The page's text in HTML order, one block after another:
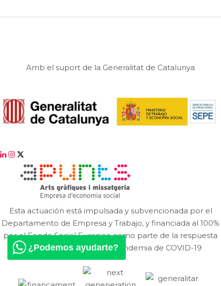
Amb el suport de la Generalitat de Catalunya
Esta actuación está impulsada y subvencionada por el
Departamento de Empresa y Trabajo, y financiada al 100%
por el Fondo Social Europeo como parte de la respuesta
de la Unión Europea a la pandemia de COVID-19
¿Podemos ayudarte?